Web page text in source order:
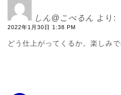
しん@こべるん より:
2022年1月30日 1:38 PM
どう仕上がってくるか。楽しみで